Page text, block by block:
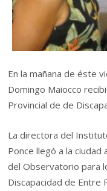
En la mañana de éste
Domingo Maiocco
Provincial de de
La directora del
Ponce llegó a la
del Observatorio para
Discapacidad de Entre